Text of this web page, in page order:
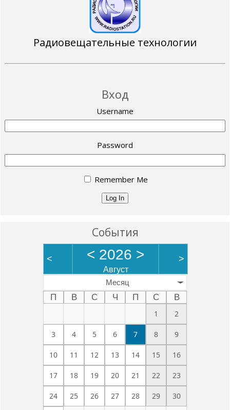
Радиовещательные технологии
Вход
Username
Password
Remember Me
Log In
События
< < 2026 >
Август
>
Месяц
П В С Ч П С
В
1
2
3 4 5 6 7 8 9
10 11 12 13 14 15 16
17 18 19 20 21 22 23
24 25 26 27 28 29 30